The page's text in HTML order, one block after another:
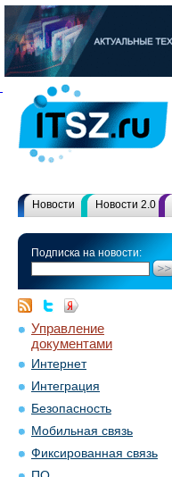
Новости Новости 2.0
Подписка на новости:
Управление
документами
Интернет
Интеграция
Безопасность
Мобильная связь
Фиксированная связь